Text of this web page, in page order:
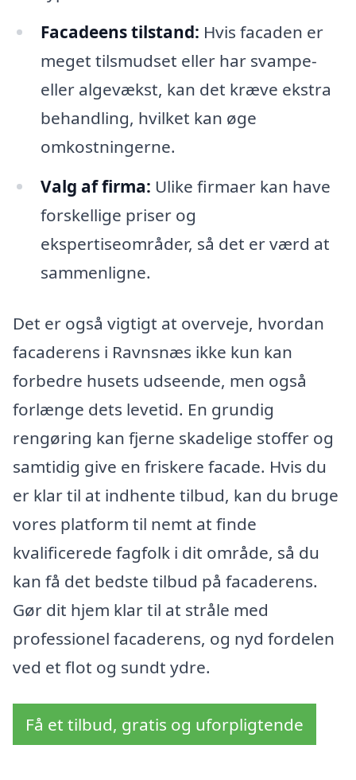
Facadeens tilstand: Hvis facaden er
meget tilsmudset eller har svampe-
eller algevækst, kan det kræve ekstra
behandling, hvilket kan øge
omkostningerne.
Valg af firma: Ulike firmaer kan have
forskellige priser og
ekspertiseområder, så det er værd at
sammenligne.
Det er også vigtigt at overveje, hvordan
facaderens i Ravnsnæs ikke kun kan
forbedre husets udseende, men også
forlænge dets levetid. En grundig
rengøring kan fjerne skadelige stoffer og
samtidig give en friskere facade. Hvis du
er klar til at indhente tilbud, kan du bruge
vores platform til nemt at finde
kvalificerede fagfolk i dit område, så du
kan få det bedste tilbud på facaderens.
Gør dit hjem klar til at stråle med
professionel facaderens, og nyd fordelen
ved et flot og sundt ydre.
Få et tilbud, gratis og uforpligtende